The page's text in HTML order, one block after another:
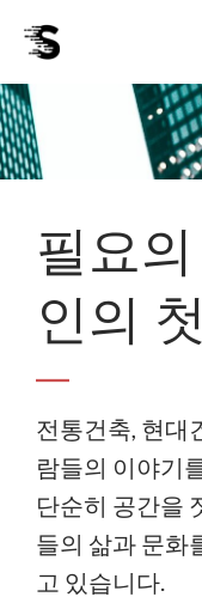
content
필요
인의
전통건축, 현대
람들의 이야기
단순히 공간을
들의 삶과 문화
고 있습니다.